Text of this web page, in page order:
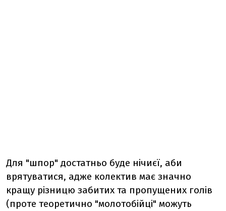
Для "шпор" достатньо буде нічиєї, аби
врятуватися, адже колектив має значно
кращу різницю забитих та пропущених голів
(проте теоретично "молотобійці" можуть